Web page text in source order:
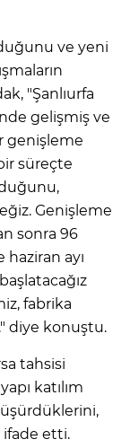
ve yeni
"Şanlıurfa
gelişmiş ve
genişleme
süreçte
Genişleme
sonra 96
haziran ayı
fabrika
diye konuştu.
tahsisi
katılım
ifade etti.